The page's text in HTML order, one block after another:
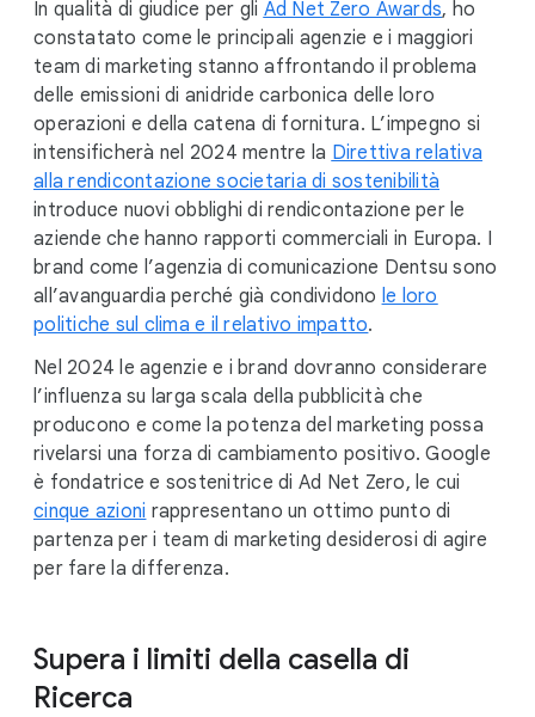
In qualità di giudice per gli Ad Net Zero Awards, ho
constatato come le principali agenzie e i maggiori
team di marketing stanno affrontando il problema
delle emissioni di anidride carbonica delle loro
operazioni e della catena di fornitura. L’impegno si
intensificherà nel 2024 mentre la Direttiva relativa
alla rendicontazione societaria di sostenibilità
introduce nuovi obblighi di rendicontazione per le
aziende che hanno rapporti commerciali in Europa. I
brand come l’agenzia di comunicazione Dentsu sono
all’avanguardia perché già condividono le loro
politiche sul clima e il relativo impatto.
Nel 2024 le agenzie e i brand dovranno considerare
l’influenza su larga scala della pubblicità che
producono e come la potenza del marketing possa
rivelarsi una forza di cambiamento positivo. Google
è fondatrice e sostenitrice di Ad Net Zero, le cui
cinque azioni rappresentano un ottimo punto di
partenza per i team di marketing desiderosi di agire
per fare la differenza.
Supera i limiti della casella di
Ricerca